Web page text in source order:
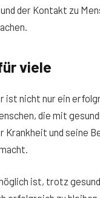
der Kontakt zu
viele
ist nicht nur ein
die mit
Krankheit und seine
ist, trotz